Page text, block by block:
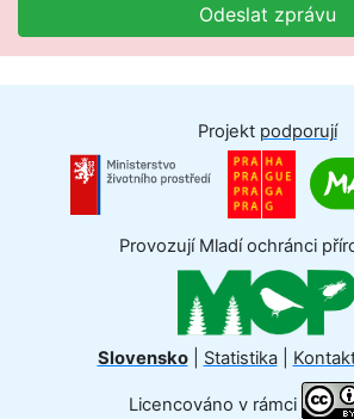
Odeslat zprávu
Projekt podporují
Provozují Mladí ochránci
Slovensko| Statistika|
Licencováno v rámci